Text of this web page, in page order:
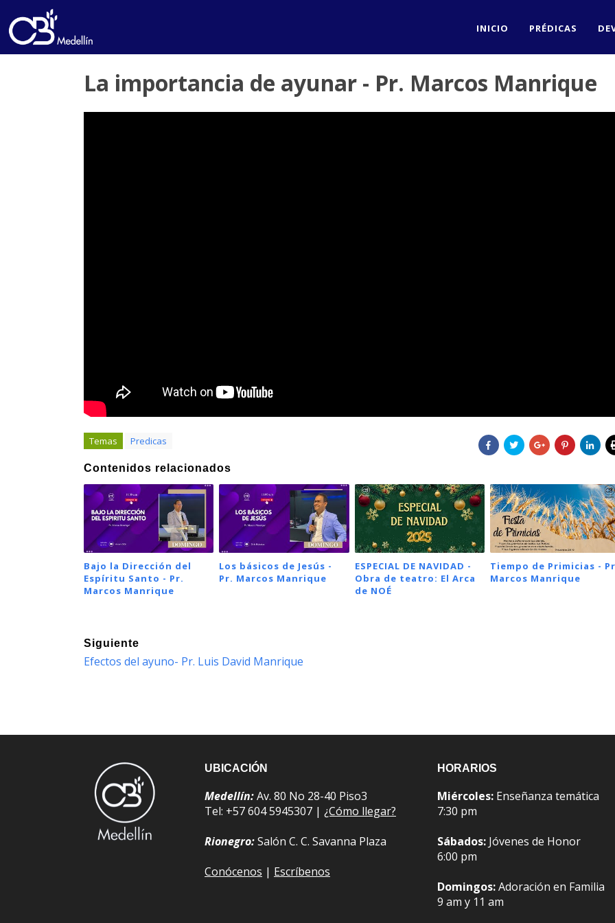
INICIO PRÉDICAS
La importancia de ayunar - Pr. Marcos Manrique
Temas Predicas
Contenidos relacionados
Bajo la Dirección del
Espíritu Santo - Pr.
Marcos Manrique
Los básicos de Jesús -
Pr. Marcos Manrique
ESPECIAL DE NAVIDAD -
Obra de teatro: El Arca
de NOÉ
Tiempo de Primicias -
Marcos Manrique
Siguiente
Efectos del ayuno- Pr. Luis David Manrique
UBICACIÓN
Medellín:Av. 80 No 28-40 Piso3
Tel: +57 604 5945307 | ¿Cómo llegar?
Rionegro:Salón C. C. Savanna Plaza
Conócenos | Escríbenos
HORARIOS
Miércoles: Enseñanza temática
7:30 pm
Sábados: Jóvenes de Honor
6:00 pm
Domingos:Adoración en Familia
9 am y 11 am